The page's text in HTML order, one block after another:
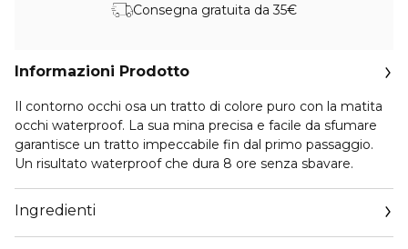
Consegna gratuita da 35€
Informazioni Prodotto
Il contorno occhi osa un tratto di colore puro con la matita
occhi waterproof. La sua mina precisa e facile da sfumare
garantisce un tratto impeccabile fin dal primo passaggio.
Un risultato waterproof che dura 8 ore senza sbavare.
Ingredienti